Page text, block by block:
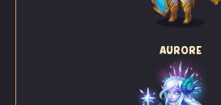
AURORE